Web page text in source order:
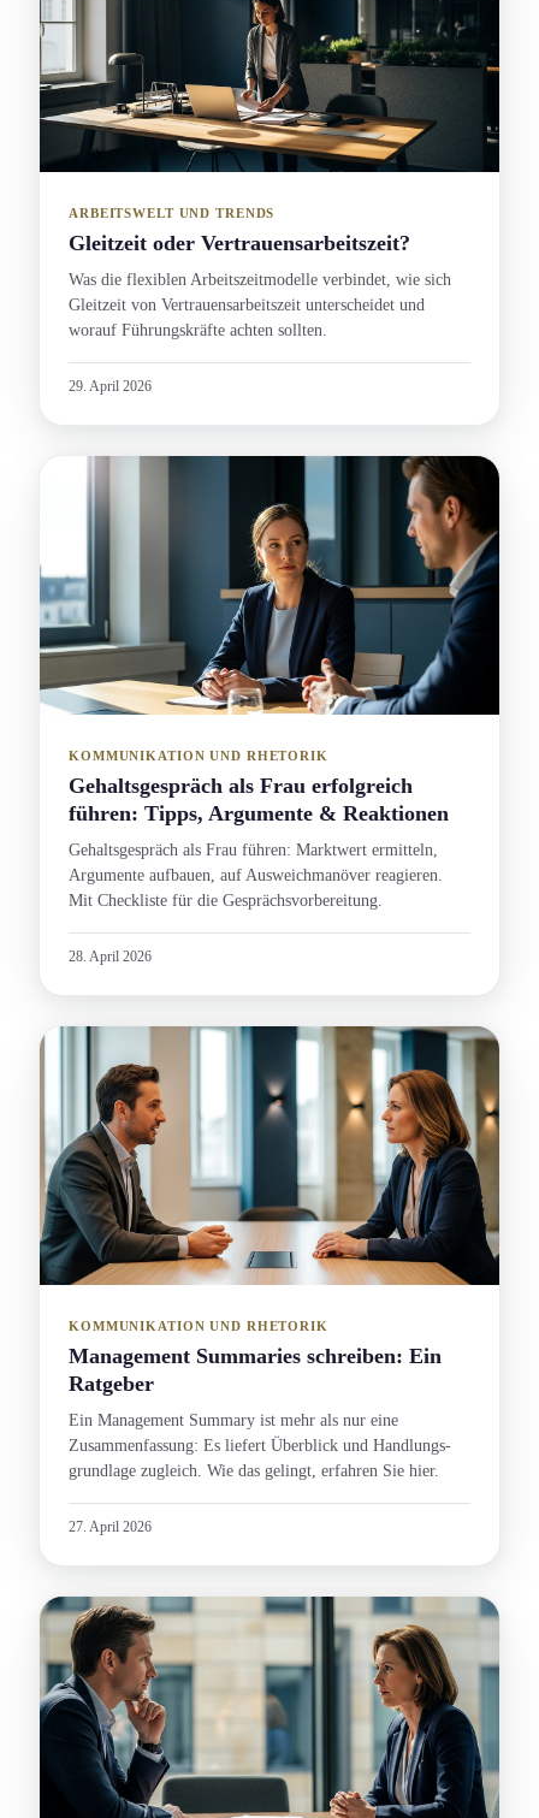
ARBEITSWELT UND TRENDS
Gleitzeit oder Vertrauensarbeitszeit?
Was die flexiblen Arbeitszeitmodelle verbindet, wie sich
Gleitzeit von Vertrauensarbeitszeit unterscheidet und
worauf Führungs­kräfte achten sollten.
29. April 2026
KOMMUNIKATION UND RHETORIK
Gehaltsgespräch als Frau erfolgreich
führen: Tipps, Argumente & Reaktionen
Gehaltsgespräch als Frau führen: Marktwert ermitteln,
Argumente aufbauen, auf Ausweichmanöver reagieren.
Mit Checkliste für die Gesprächs­vorbereitung.
28. April 2026
KOMMUNIKATION UND RHETORIK
Management Summaries schreiben: Ein
Ratgeber
Ein Management Summary ist mehr als nur eine
Zusammenfassung: Es liefert Überblick und Handlungs­
grundlage zugleich. Wie das gelingt, erfahren Sie hier.
27. April 2026